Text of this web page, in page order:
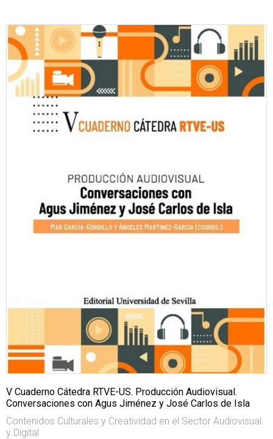
V Cuaderno Cátedra RTVE-US. Producción Audiovisual.
Conversaciones con Agus Jiménez y José Carlos de Isla
Contenidos Culturales y Creatividad en el Sector Audiovisual
y Digital